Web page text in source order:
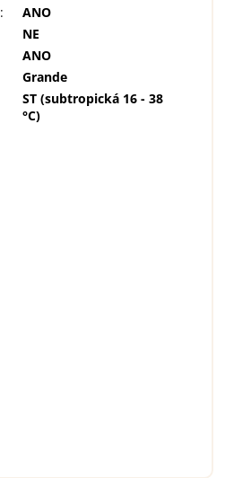
:
ANO
NE
ANO
Grande
ST (subtropická 16 - 38
°C)